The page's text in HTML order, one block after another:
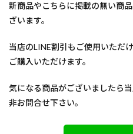
新商品やこちらに掲載の無い商
ざいます。
当店のLINE割引もご使用いただ
ご購入いただけます。
気になる商品がございましたら
非お問合せ下さい。
からの美容室
Haircut
60代
40代以降
カラーの違い
グレージュ
バレイヤージュ